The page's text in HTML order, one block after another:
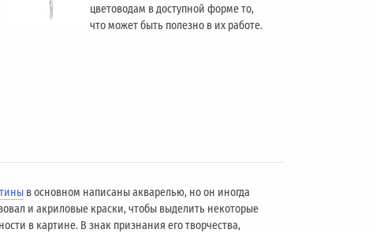
цветоводам в доступной форме то,
что может быть полезно в их работе.
в основном написаны акварелью, но он иногда
и акриловые краски, чтобы выделить некоторые
в картине. В знак признания его творчества,